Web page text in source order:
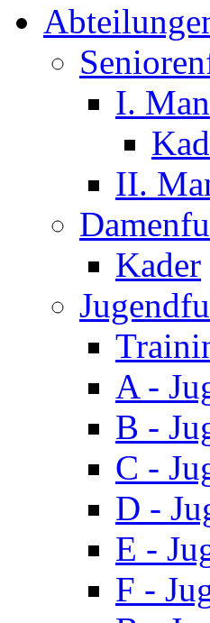
I.
II.
Kader
A -
B -
C -
D -
E -
F -